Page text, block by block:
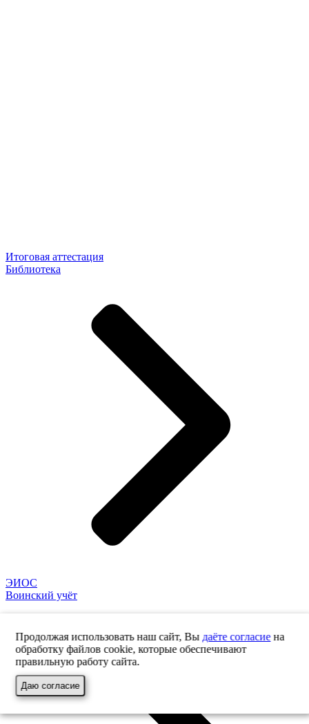
Итоговая аттестация
Библиотека
ЭИОС
Воинский учёт
Продолжая использовать наш сайт, Вы даёте согласиена
обработку файлов cookie, которые обеспечивают
правильную работу сайта.
Даю согласие